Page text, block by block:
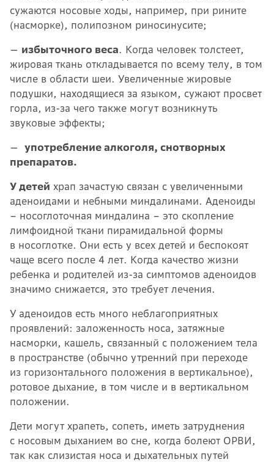
сужаются носовые ходы, например, при рините
(насморке), полипозном риносинусите;
— избыточного веса. Когда человек толстеет,
жировая ткань откладывается по всему телу, в том
числе в области шеи. Увеличенные жировые
подушки, находящиеся за языком, сужают просвет
горла, из-за чего также могут возникнуть
звуковые эффекты;
— употребление алкоголя, снотворных
препаратов.
У детей храп зачастую связан с увеличенными
аденоидами и небными миндалинами. Аденоиды
– носоглоточная миндалина – это скопление
лимфоидной ткани пирамидальной формы
в носоглотке. Они есть у всех детей и беспокоят
чаще всего после 4 лет. Когда качество жизни
ребенка и родителей из-за симптомов аденоидов
значимо снижается, это требует лечения.
У аденоидов есть много неблагоприятных
проявлений: заложенность носа, затяжные
насморки, кашель, связанный с положением тела
в пространстве (обычно утренний при переходе
из горизонтального положения в вертикальное),
ротовое дыхание, в том числе и в вертикальном
положении.
Дети могут храпеть, сопеть, иметь затруднения
с носовым дыханием во сне, когда болеют ОРВИ,
так как слизистая носа и дыхательных путей